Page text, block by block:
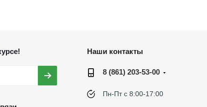
Наши контакты
8 (861) 203-53-00
Пн-Пт с 8:00-17:00